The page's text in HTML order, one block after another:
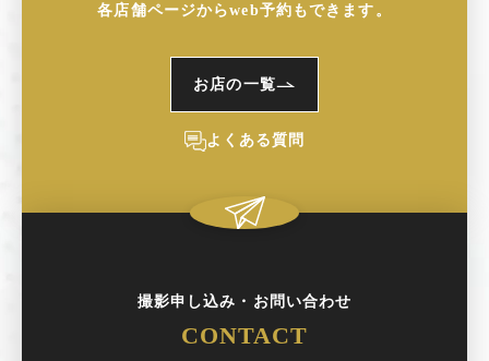
各店舗ページからweb予約もできます。
お店の一覧
よくある質問
撮影申し込み・お問い合わせ
CONTACT